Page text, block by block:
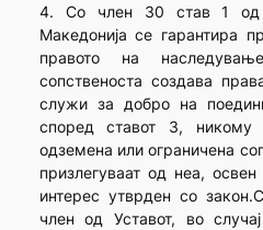
4. Со член 30 став 1 од
Македонија се гарантира
правото на
сопственоста создава
служи за добро на
според ставот 3,
одземена или ограничена
призлегуваат од неа,
интерес утврден со
член од Уставот, во